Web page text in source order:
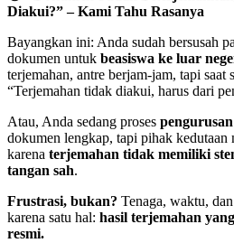
Diakui?” – Kami Tahu Rasanya
Bayangkan ini: Anda sudah bersusah
dokumen untuk beasiswa ke luar
terjemahan, antre berjam-jam, tapi saat
“Terjemahan tidak diakui, harus dari
Atau, Anda sedang proses
dokumen lengkap, tapi pihak kedutaan
karena terjemahan tidak memiliki
tangan sah.
Frustrasi, bukan? Tenaga, waktu,
karena satu hal: hasil terjemahan
resmi.